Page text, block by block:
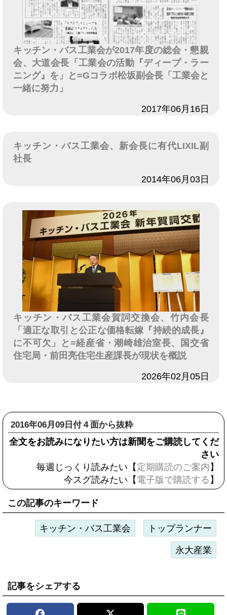
キッチン・バス工業会が2017年度の総会・懇親
会、大道会長「工業会の活動『ディープ・ラー
ニング』を」と=Gコラボ松坂副会長「工業会と
一緒に努力」
2017年06月16日
キッチン・バス工業会、新会長に有代LIXIL副
社長
2014年06月03日
キッチン・バス工業会賀詞交換会、竹内会長
「適正な取引と公正な価格転嫁『持続的成長』
に不可欠」と=経産省・潮崎雄治室長、国交省
住宅局・前田亮住宅生産課長が現状を概説
2026年02月05日
2016年06月09日付４面から抜粋
全文をお読みになりたい方は新聞をご購読してくだ
さい
毎週じっくり読みたい【 定期購読のご案内 】
今スグ読みたい【 電子版で購読する 】
この記事のキーワード
キッチン・バス工業会 トップランナー
永大産業
記事をシェアする